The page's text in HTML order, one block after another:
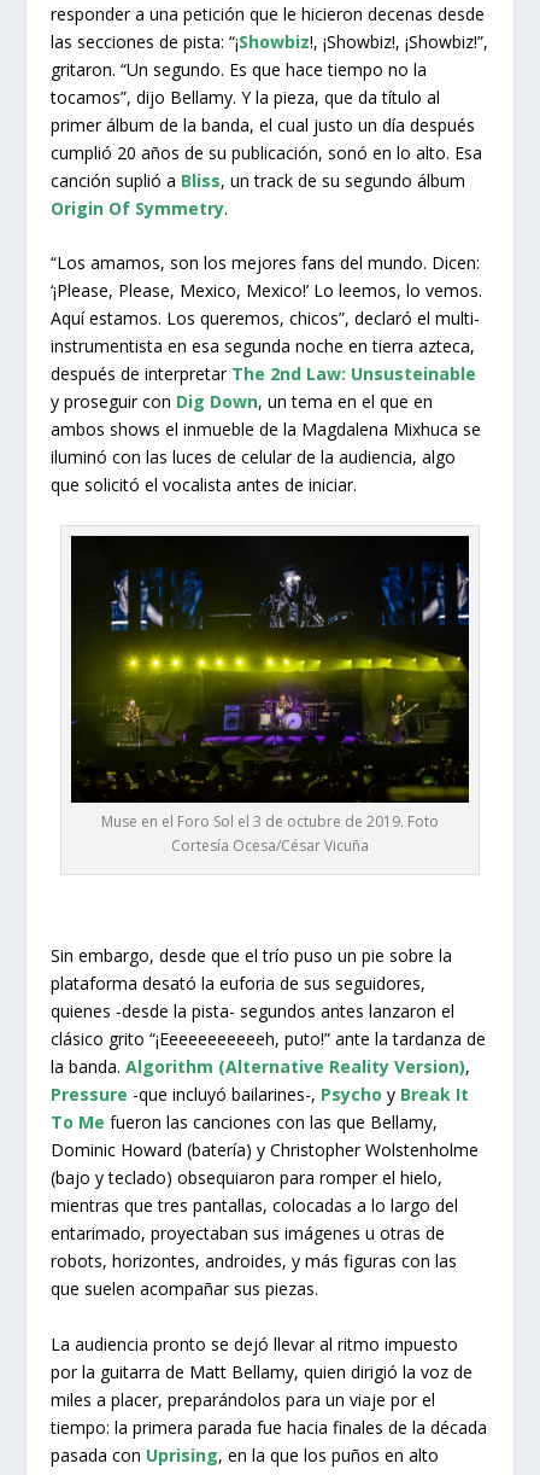
responder a una petición que le hicieron decenas desde
las secciones de pista: “¡Showbiz!, ¡Showbiz!, ¡Showbiz!”,
gritaron. “Un segundo. Es que hace tiempo no la
tocamos”, dijo Bellamy. Y la pieza, que da título al
primer álbum de la banda, el cual justo un día después
cumplió 20 años de su publicación, sonó en lo alto. Esa
canción suplió a Bliss, un track de su segundo álbum
Origin Of Symmetry.
“Los amamos, son los mejores fans del mundo. Dicen:
‘¡Please, Please, Mexico, Mexico!’ Lo leemos, lo vemos.
Aquí estamos. Los queremos, chicos”, declaró el multi-
instrumentista en esa segunda noche en tierra azteca,
después de interpretar The 2nd Law: Unsusteinable
y proseguir con Dig Down, un tema en el que en
ambos shows el inmueble de la Magdalena Mixhuca se
iluminó con las luces de celular de la audiencia, algo
que solicitó el vocalista antes de iniciar.
Muse en el Foro Sol el 3 de octubre de 2019. Foto
Cortesía Ocesa/César Vicuña
Sin embargo, desde que el trío puso un pie sobre la
plataforma desató la euforia de sus seguidores,
quienes -desde la pista- segundos antes lanzaron el
clásico grito “¡Eeeeeeeeeeeh, puto!” ante la tardanza de
la banda.Algorithm (Alternative Reality Version),
Pressure -que incluyó bailarines-, Psycho y Break It
To Mefueron las canciones con las que Bellamy,
Dominic Howard (batería) y Christopher Wolstenholme
(bajo y teclado) obsequiaron para romper el hielo,
mientras que tres pantallas, colocadas a lo largo del
entarimado, proyectaban sus imágenes u otras de
robots, horizontes, androides, y más figuras con las
que suelen acompañar sus piezas.
La audiencia pronto se dejó llevar al ritmo impuesto
por la guitarra de Matt Bellamy, quien dirigió la voz de
miles a placer, preparándolos para un viaje por el
tiempo: la primera parada fue hacia finales de la década
pasada con Uprising, en la que los puños en alto